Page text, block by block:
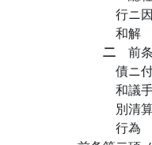
行ニ
和解
二 前
債ニ
和議
別清
行為